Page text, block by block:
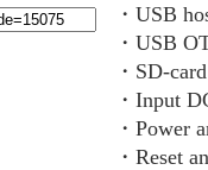
・USB
・USB
・SD-card
・Input
・Power
・Reset